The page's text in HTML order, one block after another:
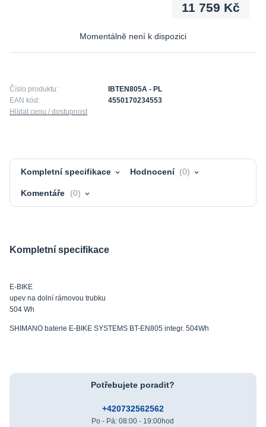
11 759 Kč
Momentálně není k dispozici
Číslo produktu:
IBTEN805A - PL
EAN kód:
4550170234553
Hlídat cenu / dostupnost
Kompletní specifikace Hodnocení 0
Komentáře 0
Kompletní specifikace
E-BIKE
upev na dolní rámovou trubku
504 Wh
SHIMANO baterie E-BIKE SYSTEMS BT-EN805 integr. 504Wh
Potřebujete poradit?
+420732562562
Po - Pá: 08:00 - 19:00hod